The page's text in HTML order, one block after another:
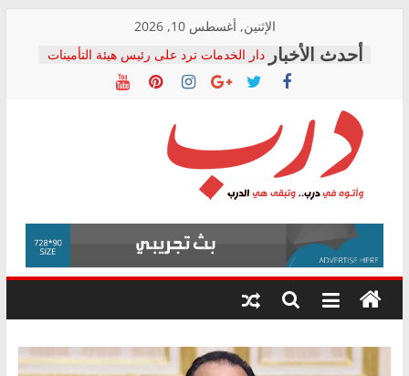
content
الإثنين, أغسطس 10, 2026
دار الخدمات ترد على رئيس هيئة التأمينات
بعد مؤتمره الصحفي: إنكار الأزمة لا ينهي
معاناة أصحاب المعاشات.. ونطالب بكشف
فرحات سليمان يكتب: القطاع الصحي إلى
أين؟
حزب التحالف الشعبي يطلق لجنة “الحق
في الصحة” بالإسكندرية لرصد الانتهاكات
ودعم المرضى
الوزاري لمدينة الصحفيين.. وانتهاء أعمال
إنشاء المبنى الإداري
المجلس القومي لحقوق الإنسان يعلن
متابعة قضية الدكتور محمد زهران.. ويؤكد:
قرينة البراءة وضمانات المحاكمة العادلة
درب
وأتوه
درب..
وتبقى
هي